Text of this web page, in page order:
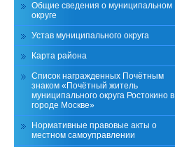
Общие сведения о муниципальном
округе
Устав муниципального округа
Карта района
Список награжденных Почётным
знаком «Почётный житель
муниципального округа Ростокино в
городе Москве»
Нормативные правовые акты о
местном самоуправлении